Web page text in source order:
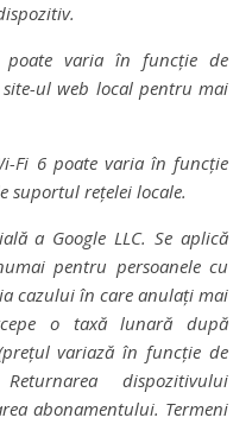
poate varia în funcție de
ul web local pentru mai
Fi 6 poate varia în funcție
suportul rețelei locale.
a Google LLC. Se aplică
pentru persoanele cu
cazului în care anulați mai
o taxă lunară după
variază în funcție de
dispozitivului
abonamentului. Termeni